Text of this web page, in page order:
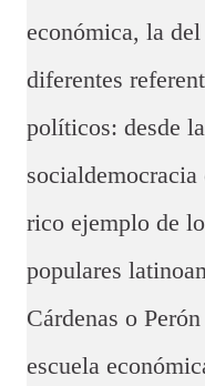
económica, la
diferentes
políticos: desde
socialdemocracia
rico ejemplo de
populares
Cárdenas o
escuela